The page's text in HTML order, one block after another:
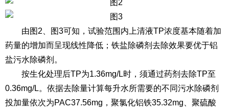
由图2、图3可知，试验范围内上清液TP浓度基本随着加
药量的增加而呈现线性降低；铁盐除磷剂去除效果要优于铝
盐污水除磷剂。
按生化处理后TP为1.36mg/L时，须通过药剂去除TP至
0.36mg/L。依据去除量计算每升水所需要的不同污水除磷剂
投加量依次为PAC37.56mg，聚氯化铝铁35.32mg、聚硫酸